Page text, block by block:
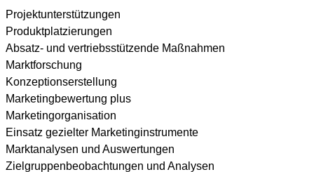
Projektunterstützungen
Produktplatzierungen
Absatz- und vertriebsstützende Maßnahmen
Marktforschung
Konzeptionserstellung
Marketingbewertung plus
Marketingorganisation
Einsatz gezielter Marketinginstrumente
Marktanalysen und Auswertungen
Zielgruppenbeobachtungen und Analysen